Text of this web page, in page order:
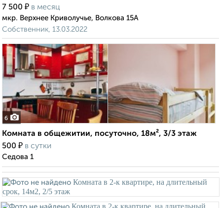
7 500 ₽ в месяц
мкр. Верхнее Криволучье, Волкова 15А
Собственник, 13.03.2022
6
Комната в общежитии, посуточно, 18м², 3/3 этаж
500 ₽ в сутки
Седова 1